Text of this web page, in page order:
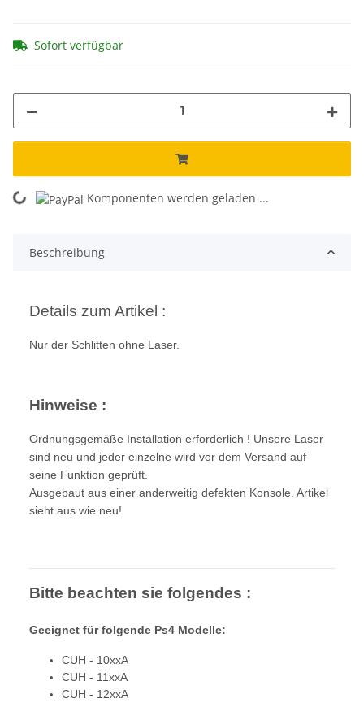
Sofort verfügbar
Komponenten werden geladen ...
Beschreibung
Details zum Artikel :
Nur der Schlitten ohne Laser.
Hinweise :
Ordnungsgemäße Installation erforderlich ! Unsere Laser
sind neu und jeder einzelne wird vor dem Versand auf
seine Funktion geprüft.
Ausgebaut aus einer anderweitig defekten Konsole. Artikel
sieht aus wie neu!
Bitte beachten sie folgendes :
Geeignet für folgende Ps4 Modelle:
CUH - 10xxA
CUH - 11xxA
CUH - 12xxA